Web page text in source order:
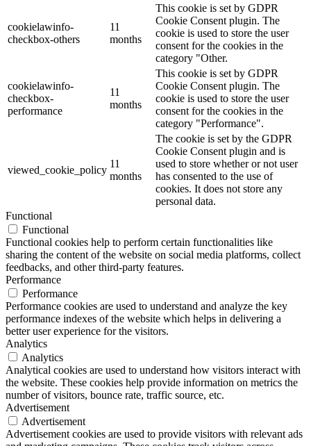
cookielawinfo-
checkbox-others
11
months
This cookie is set by GDPR
Cookie Consent plugin. The
cookie is used to store the user
consent for the cookies in the
category "Other.
cookielawinfo-
checkbox-
performance
11
months
This cookie is set by GDPR
Cookie Consent plugin. The
cookie is used to store the user
consent for the cookies in the
category "Performance".
viewed_cookie_policy
11
months
The cookie is set by the GDPR
Cookie Consent plugin and is
used to store whether or not user
has consented to the use of
cookies. It does not store any
personal data.
Functional
Functional
Functional cookies help to perform certain functionalities like
sharing the content of the website on social media platforms, collect
feedbacks, and other third-party features.
Performance
Performance
Performance cookies are used to understand and analyze the key
performance indexes of the website which helps in delivering a
better user experience for the visitors.
Analytics
Analytics
Analytical cookies are used to understand how visitors interact with
the website. These cookies help provide information on metrics the
number of visitors, bounce rate, traffic source, etc.
Advertisement
Advertisement
Advertisement cookies are used to provide visitors with relevant ads